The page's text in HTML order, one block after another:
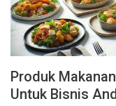
Produk
Untuk Bisnis